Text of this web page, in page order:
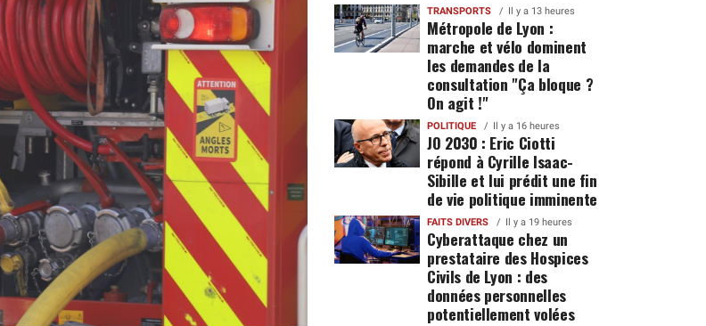
TRANSPORTS Il y a 13 heures
Métropole de Lyon :
marche et vélo dominent
les demandes de la
consultation "Ça bloque ?
On agit !"
POLITIQUE Il y a 16 heures
JO 2030 : Eric Ciotti
répond à Cyrille Isaac-
Sibille et lui prédit une fin
de vie politique imminente
FAITS DIVERS Il y a 19 heures
Cyberattaque chez un
prestataire des Hospices
Civils de Lyon : des
données personnelles
potentiellement volées